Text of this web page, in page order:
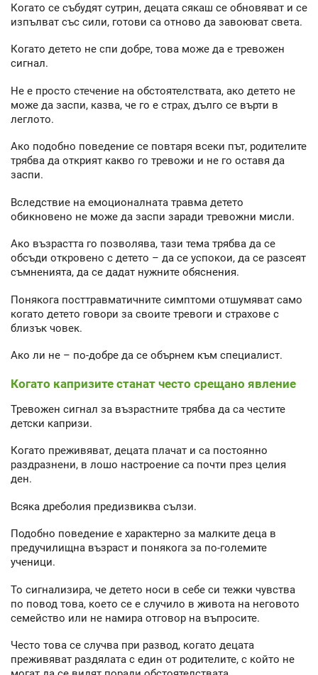
Когато се събудят сутрин, децата сякаш се обновяват и се
изпълват със сили, готови са отново да завоюват света.
Когато детето не спи добре, това може да е тревожен
сигнал.
Не е просто стечение на обстоятелствата, ако детето не
може да заспи, казва, че го е страх, дълго се върти в
леглото.
Ако подобно поведение се повтаря всеки път, родителите
трябва да открият какво го тревожи и не го оставя да
заспи.
Вследствие на емоционалната травма детето
обикновено не може да заспи заради тревожни мисли.
Ако възрастта го позволява, тази тема трябва да се
обсъди откровено с детето – да се успокои, да се разсеят
съмненията, да се дадат нужните обяснения.
Понякога посттравматичните симптоми отшумяват само
когато детето говори за своите тревоги и страхове с
близък човек.
Ако ли не – по-добре да се обърнем към специалист.
Когато капризите станат често срещано явление
Тревожен сигнал за възрастните трябва да са честите
детски капризи.
Когато преживяват, децата плачат и са постоянно
раздразнени, в лошо настроение са почти през целия
ден.
Всяка дреболия предизвиква сълзи.
Подобно поведение е характерно за малките деца в
предучилищна възраст и понякога за по-големите
ученици.
То сигнализира, че детето носи в себе си тежки чувства
по повод това, което се е случило в живота на неговото
семейство или не намира отговор на въпросите.
Често това се случва при развод, когато децата
преживяват раздялата с един от родителите, с който не